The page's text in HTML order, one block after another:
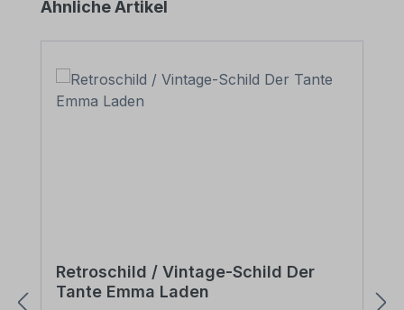
Produktgalerie überspringen
Ähnliche Artikel
Retroschild / Vintage-Schild Der
Tante Emma Laden